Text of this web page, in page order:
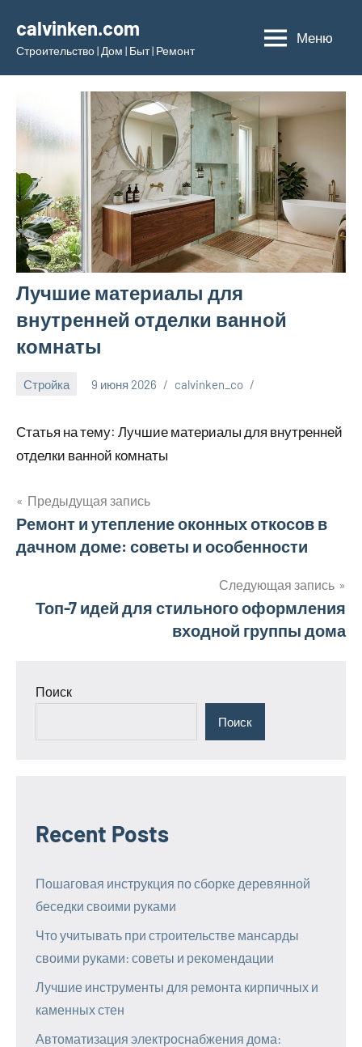
содержимому
calvinken.com
Строительство | Дом | Быт | Ремонт
Меню
Лучшие материалы для
внутренней отделки ванной
комнаты
Стройка 9 июня 2026 calvinken_co
Статья на тему: Лучшие материалы для внутренней
отделки ванной комнаты
Навигация
по
Предыдущая запись
Ремонт и утепление оконных откосов в
дачном доме: советы и особенности
Следующая запись
Топ-7 идей для стильного оформления
входной группы дома
Поиск
Поиск
Recent Posts
Пошаговая инструкция по сборке деревянной
беседки своими руками
Что учитывать при строительстве мансарды
своими руками: советы и рекомендации
Лучшие инструменты для ремонта кирпичных и
каменных стен
Автоматизация электроснабжения дома: